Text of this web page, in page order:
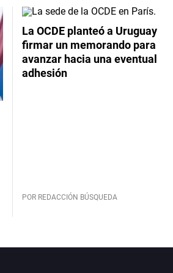
La OCDE planteó a Uruguay
firmar un memorando para
avanzar hacia una eventual
adhesión
POR REDACCIÓN BÚSQUEDA